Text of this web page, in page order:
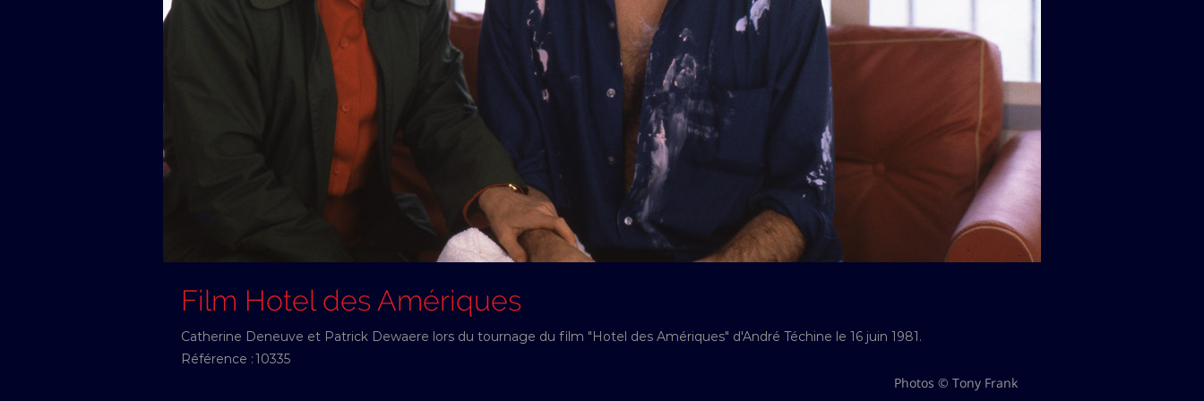
Film Hotel des Amériques
Catherine Deneuve et Patrick Dewaere lors du tournage du film "Hotel des Amériques" d'André Téchine le 16 juin 1981.
Référence :10335
Photos © Tony Frank